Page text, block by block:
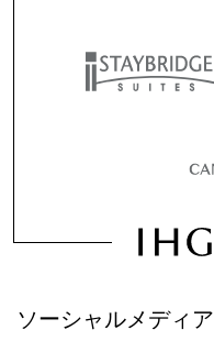
ソーシャルメディア